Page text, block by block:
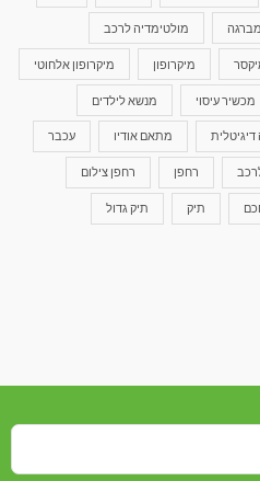
מברגה מולטימדיה לרכב
מיקרופון מיקרופון אלחוטי
מכשיר עיסוי מנשא לילדים
מתאם אודיו עכבר
רחפן רחפן צילום
תיק תיק גדול